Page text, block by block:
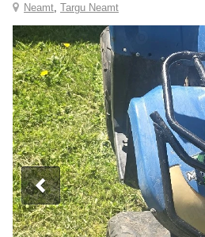
Neamt, Targu Neamt